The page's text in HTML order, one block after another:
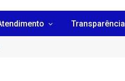
Transparência